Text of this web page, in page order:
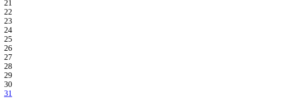
21
22
23
24
25
26
27
28
29
30
31